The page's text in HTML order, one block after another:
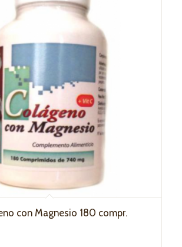
con Magnesio 180 compr.